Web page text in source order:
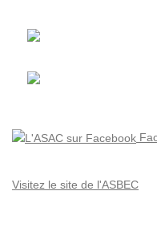
Visitez le site de l'ASBEC